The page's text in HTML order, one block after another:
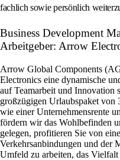
fachlich sowie persönlich
Business Development
Arbeitgeber: Arrow
Arrow Global Components
Electronics eine dynamische
auf Teamarbeit und Innovation
großzügigen Urlaubspaket von
wie einer Unternehmensrente
fördern wir das Wohlbefinden
gelegen, profitieren Sie von
Verkehrsanbindungen und der
Umfeld zu arbeiten, das